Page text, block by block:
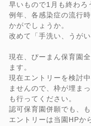
早いもので1月も終わろ
例年、各感染症の流行
かがでしょうか。
改めて「手洗い、うが
現在、ぴーまん保育園
ます。
現在エントリーを検討
ませんので、枠が埋ま
も行ってください。
認可保育園併願でも、
エントリーは当園HPか